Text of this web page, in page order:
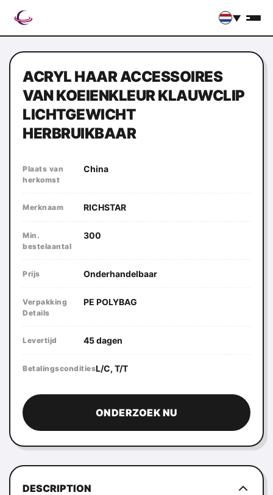
▼
ACRYL HAAR ACCESSOIRES
VAN KOEIENKLEUR KLAUWCLIP
LICHTGEWICHT
HERBRUIKBAAR
Plaats van
herkomst
China
Merknaam RICHSTAR
Min.
bestelaantal
300
Prijs Onderhandelbaar
Verpakking
Details
PE POLYBAG
Levertijd 45 dagen
BetalingsconditiesL/C, T/T
ONDERZOEK NU
DESCRIPTION